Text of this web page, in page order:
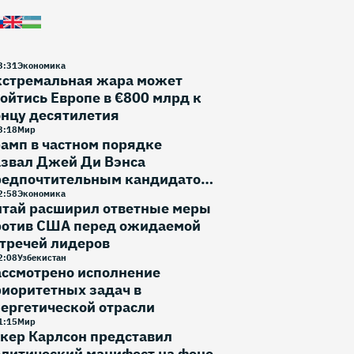
:31Экономика
жара может
Европе в €800 млрд к
десятилетия
:18Мир
в частном порядке
Джей Ди Вэнса
кандидатом
выборы 2028 года
:58Экономика
расширил ответные меры
США перед ожидаемой
лидеров
:08Узбекистан
исполнение
задач в
отрасли
:15Мир
Карлсон представил